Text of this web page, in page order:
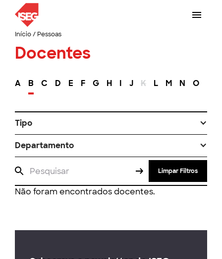
Início/ Pessoas
Docentes
A B C D E F G H I J K L M N O
Tipo
Departamento
Limpar Filtros
Não foram encontrados docentes.